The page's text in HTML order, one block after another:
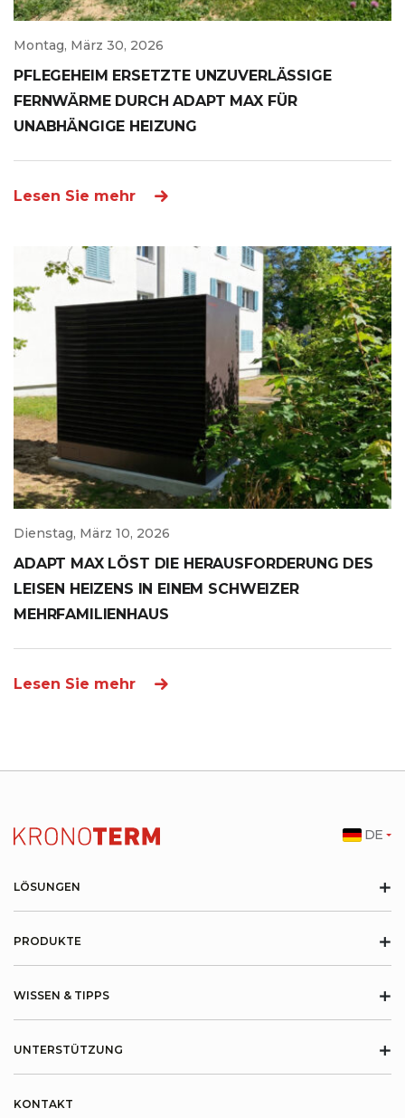
Montag, März 30, 2026
PFLEGEHEIM ERSETZTE UNZUVERLÄSSIGE
FERNWÄRME DURCH ADAPT MAX FÜR
UNABHÄNGIGE HEIZUNG
Lesen Sie mehr
Dienstag, März 10, 2026
ADAPT MAX LÖST DIE HERAUSFORDERUNG DES
LEISEN HEIZENS IN EINEM SCHWEIZER
MEHRFAMILIENHAUS
Lesen Sie mehr
LÖSUNGEN +
PRODUKTE +
WISSEN & TIPPS +
UNTERSTÜTZUNG +
KONTAKT
DE